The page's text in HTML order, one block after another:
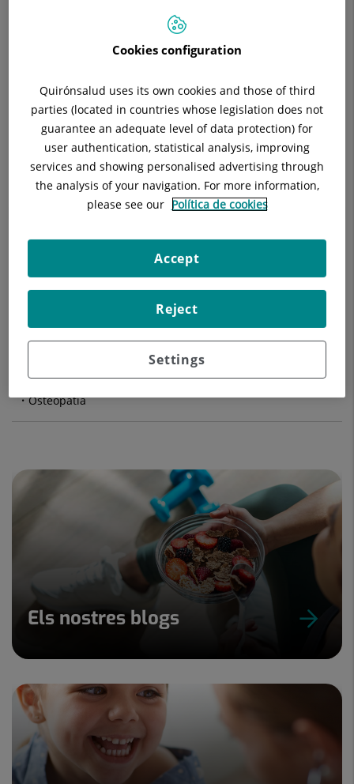
Dilluns, dimecres i dijous de 9h a 14h i de
15:30h a 19:30h. Dimarts: 9h a 14h i de 15:30h a
Telèfon:
Especialitat:
Descripció Equip Maxil·lofacial
Postquirúrgica de l'ATM
Fisio-acupuntura
Osteopatia
Els nostres blogs
Cookies configuration
Quirónsalud uses its own cookies and those of third
parties (located in countries whose legislation does not
guarantee an adequate level of data protection) for
user authentication, statistical analysis, improving
services and showing personalised advertising through
the analysis of your navigation. For more information,
please see our Política de cookies
Settings
Reject
Accept